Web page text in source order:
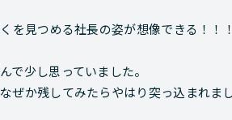
を見つめる社長の姿が想像できる！！！
で少し思っていました。
ぜか残してみたらやはり突っ込まれまし